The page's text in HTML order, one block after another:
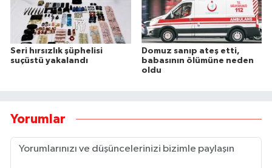
Seri hırsızlık şüphelisi
suçüstü yakalandı
Domuz sanıp ateş etti,
babasının ölümüne neden
oldu
Yorumlar